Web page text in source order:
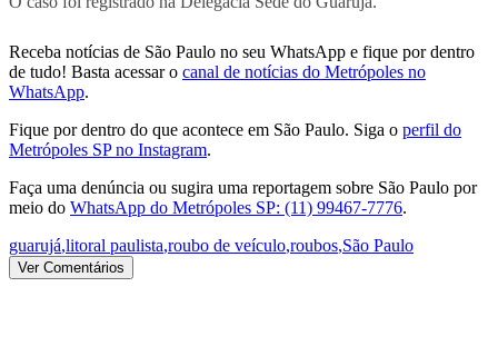
Receba notícias de São Paulo no seu WhatsApp e fique por dentro
de tudo! Basta acessar o canal de notícias do Metrópoles no
WhatsApp.
Fique por dentro do que acontece em São Paulo. Siga o perfil do
Metrópoles SP no Instagram.
Faça uma denúncia ou sugira uma reportagem sobre São Paulo por
meio do WhatsApp do Metrópoles SP: (11) 99467-7776.
guarujá,litoral paulista,roubo de veículo,roubos,São Paulo
Ver Comentários